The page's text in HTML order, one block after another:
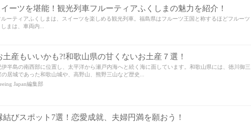
ーツを堪能！観光列車フルーティアふくしまの魅力を紹介！
ーティアふくしまは、スイーツを楽しめる観光列車。福島県はフルーツ王国と称するほどフルーツ
まは、車両内...
土産もいいかも?!和歌山県の甘くないお土産７選！
半島の南西部に位置し、太平洋から瀬戸内海へと続く海に面しています。和歌山県には、徳川御三
居城であった和歌山城や、高野山、熊野三山など歴史...
Japan編集部
結びスポット7選！恋愛成就、夫婦円満を願おう！